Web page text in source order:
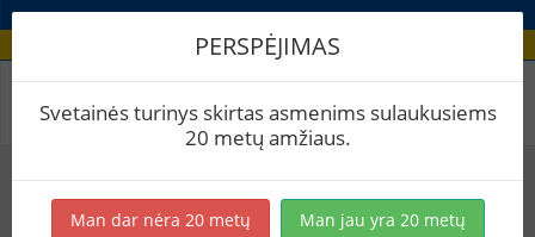
Receptas / Nepriklausomybes dienos elis
Virimai (1)
BeerXML
PERSPĖJIMAS
Svetainės turinys skirtas asmenims sulaukusiems
20 metų amžiaus.
Man dar nėra 20 metų Man jau yra 20 metų